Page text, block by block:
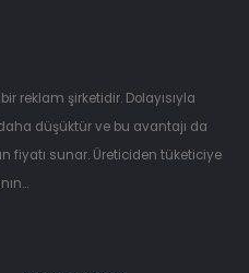
reklam şirketidir. Dolayısıyla
düşüktür ve bu avantajı da
fiyatı sunar. Üreticiden tüketiciye